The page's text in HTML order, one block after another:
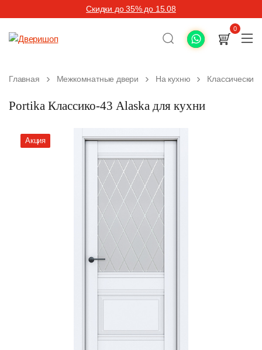
Скидки до 35% до 15.08
0
Главная Межкомнатные двери На кухню
Portika Классико-43 Alaska для кухни
Акция